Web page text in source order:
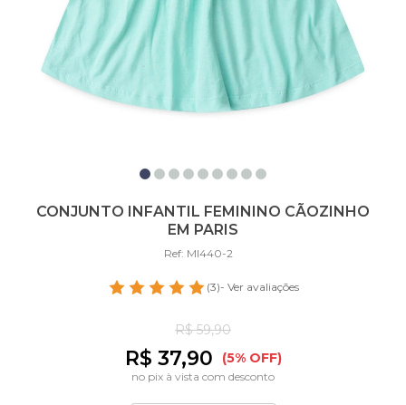
CONJUNTO INFANTIL FEMININO CÃOZINHO
EM PARIS
Ref: MI440-2
(3)- Ver avaliações
R$ 59,90
R$ 37,90 (5% OFF)
no pix à vista com desconto